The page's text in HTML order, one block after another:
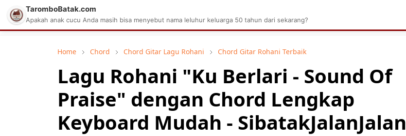
Matius Celcius Sinaga Aplikasi Pabrik Kelapa Sawit Tarombo Batak
Home Chord Chord Gitar Lagu Rohani Chord Gitar Rohani Terbaik
Lagu Rohani "Ku Berlari - Sound Of
Praise" dengan Chord Lengkap
Keyboard Mudah - SibatakJalanJalan
TaromboBatak.com
Apakah anak cucu Anda masih bisa menyebut nama leluhur keluarga 50 tahun dari sekarang?